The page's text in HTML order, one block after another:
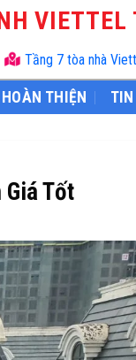
VIETTEL
Tầng 7 tòa nhà
THIỆN
Tốt